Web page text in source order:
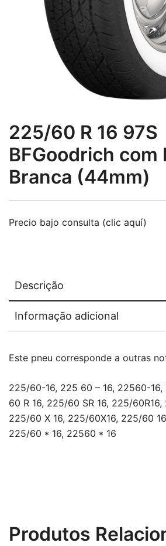
225/60 R 16 97S
BFGoodrich com
Branca (44mm)
Precio bajo consulta (clic aquí)
Descrição
Informação adicional
Este pneu corresponde a outras
225/60-16, 225 60 – 16, 22560-
60 R 16, 225/60 SR 16, 225/60R16,
225/60 X 16, 225/60X16, 225/60
225/60 * 16, 22560 * 16
Produtos